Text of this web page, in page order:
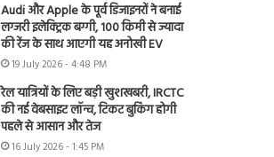
Audi और Apple के पूर्व डिजाइनरों ने बनाई
लग्जरी इलेक्ट्रिक बग्गी, 100 किमी से ज्यादा
की रेंज के साथ आएगी यह अनोखी EV
19 July 2026 - 4:48 PM
रेल यात्रियों के लिए बड़ी खुशखबरी, IRCTC
की नई वेबसाइट लॉन्च, टिकट बुकिंग होगी
पहले से आसान और तेज
16 July 2026 - 1:45 PM